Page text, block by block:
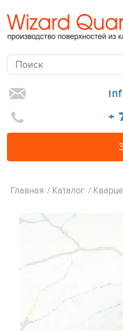
+
Главная / Каталог /